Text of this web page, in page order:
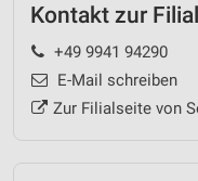
Kontakt zur
+49 9941 94290
E-Mail schreiben
Zur Filialseite von